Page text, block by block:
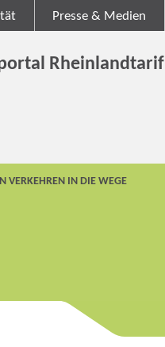
Presse & Medien
Rheinlandtarif
VERKEHREN IN DIE WEGE